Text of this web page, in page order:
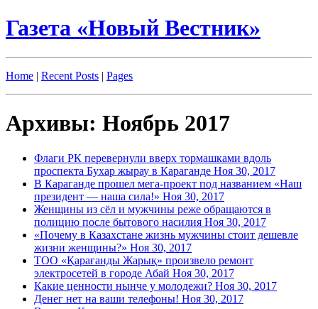
Газета «Новый Вестник»
Home | Recent Posts | Pages
Архивы: Ноябрь 2017
Флаги РК перевернули вверх тормашками вдоль
проспекта Бухар жырау в Караганде Ноя 30, 2017
В Караганде прошел мега-проект под названием «Наш
президент — наша сила!» Ноя 30, 2017
Женщины из сёл и мужчины реже обращаются в
полицию после бытового насилия Ноя 30, 2017
«Почему в Казахстане жизнь мужчины стоит дешевле
жизни женщины?» Ноя 30, 2017
ТОО «Қарағанды Жарық» произвело ремонт
электросетей в городе Абай Ноя 30, 2017
Какие ценности нынче у молодежи? Ноя 30, 2017
Денег нет на ваши телефоны! Ноя 30, 2017